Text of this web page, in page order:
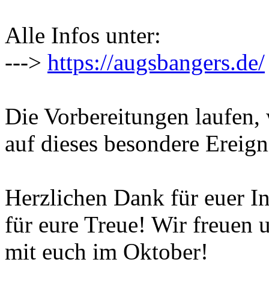
Alle Infos unter:
---> https://augsbangers.de/
Die Vorbereitungen
auf dieses besondere
Herzlichen Dank für euer
für eure Treue! Wir freuen
mit euch im Oktober!